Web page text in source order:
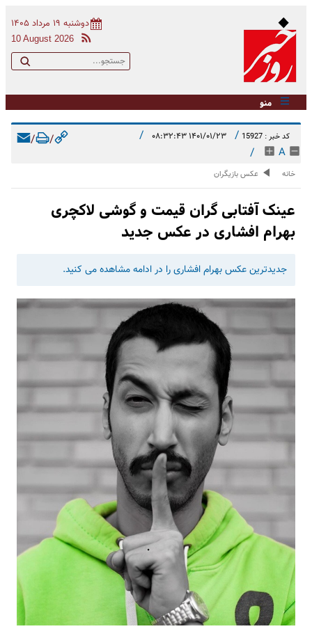
دوشنبه ۱۹ مرداد ۱۴۰۵
10 August 2026
منو
کد خبر : 15927 / ۱۴۰۱/۰۱/۲۳ ۰۸:۳۲:۴۳ /
A
/
/
/
خانه عکس بازیگران
عینک آفتابی گران قیمت و گوشی لاکچری
بهرام افشاری در عکس جدید
جدیدترین عکس بهرام افشاری را در ادامه مشاهده می کنید.